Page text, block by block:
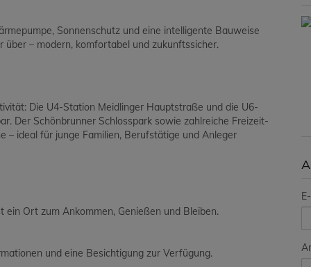
Sonnenschutz und eine intelligente Bauweise
über – modern, komfortabel und zukunftssicher.
Die U4-Station Meidlinger Hauptstraße und die U6-
Der Schönbrunner Schlosspark sowie zahlreiche Freizeit-
– ideal für junge Familien, Berufstätige und Anleger
Ort zum Ankommen, Genießen und Bleiben.
und eine Besichtigung zur Verfügung.